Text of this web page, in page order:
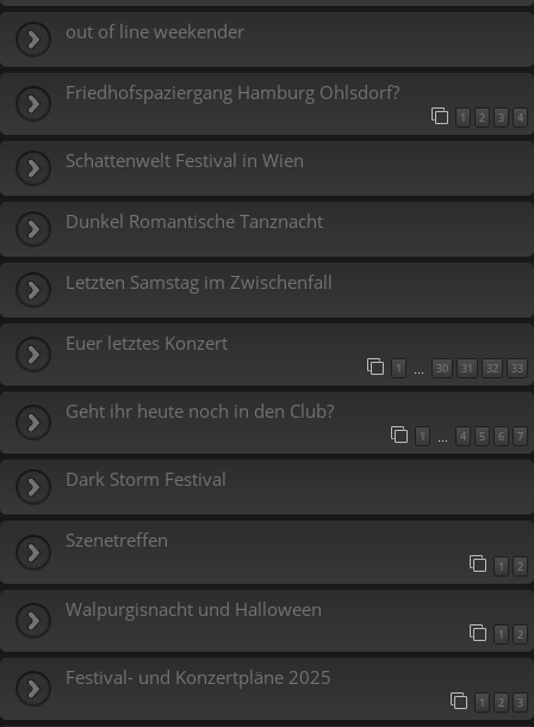
out of line weekender
Friedhofspaziergang Hamburg Ohlsdorf?
1 2 3 4
Schattenwelt Festival in Wien
Dunkel Romantische Tanznacht
Letzten Samstag im Zwischenfall
Euer letztes Konzert
1 … 30 31 32 33
Geht ihr heute noch in den Club?
1 … 4 5 6 7
Dark Storm Festival
Szenetreffen
1 2
Walpurgisnacht und Halloween
1 2
Festival- und Konzertpläne 2025
1 2 3